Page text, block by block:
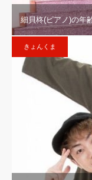
細貝柊(ピアノ)の年
きょんくま